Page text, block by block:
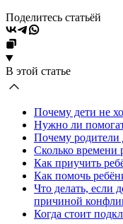
Поделитесь статьёй
В этой статье
Почему дети не
Нужно ли
Почему родители
Сколько времени
Как приучить
Как помочь
Что делать, если
причиной
Когда стоит